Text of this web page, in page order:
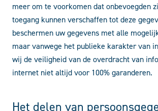
meer om te voorkomen dat onbevoegden
toegang kunnen verschaffen tot deze
beschermen uw gegevens met alle
maar vanwege het publieke karakter van
wij de veiligheid van de overdracht van
internet niet altijd voor 100% garanderen.
Het delen van